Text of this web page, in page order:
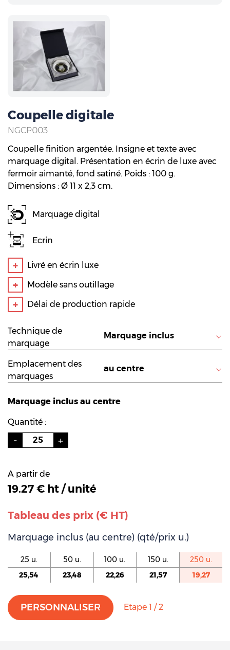
Coupelle digitale
NGCP003
Coupelle finition argentée. Insigne et texte avec
marquage digital. Présentation en écrin de luxe avec
fermoir aimanté, fond satiné. Poids : 100 g.
Dimensions : Ø 11 x 2,3 cm.
Marquage digital
Ecrin
Livré en écrin luxe
Modèle sans outillage
Délai de production rapide
Technique de
marquage
Emplacement des
marquages
Marquage inclus au centre
Quantité :
A partir de
19.27 € ht / unité
Tableau des prix (€ HT)
Marquage inclus (au centre) (qté/prix u.)
25 u. 50 u. 100 u. 150 u.
250 u.
25,54
23,48 22,26 21,57 19,27
PERSONNALISER Etape 1 / 2